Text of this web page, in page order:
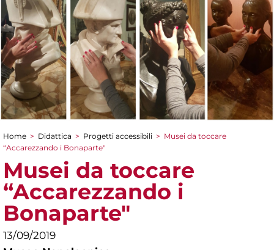
Tu sei qui
Home > Didattica > Progetti accessibili > Musei da toccare
“Accarezzando i Bonaparte"
Musei da toccare
“Accarezzando i
Bonaparte"
13/09/2019